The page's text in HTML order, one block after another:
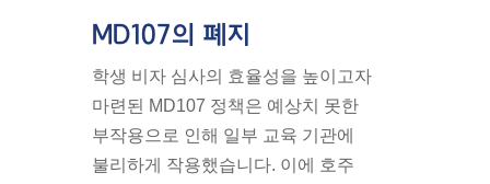
MD107의 폐지
학생 비자 심사의 효율성을 높이고자
마련된 MD107 정책은 예상치 못한
부작용으로 인해 일부 교육 기관에
불리하게 작용했습니다. 이에 호주